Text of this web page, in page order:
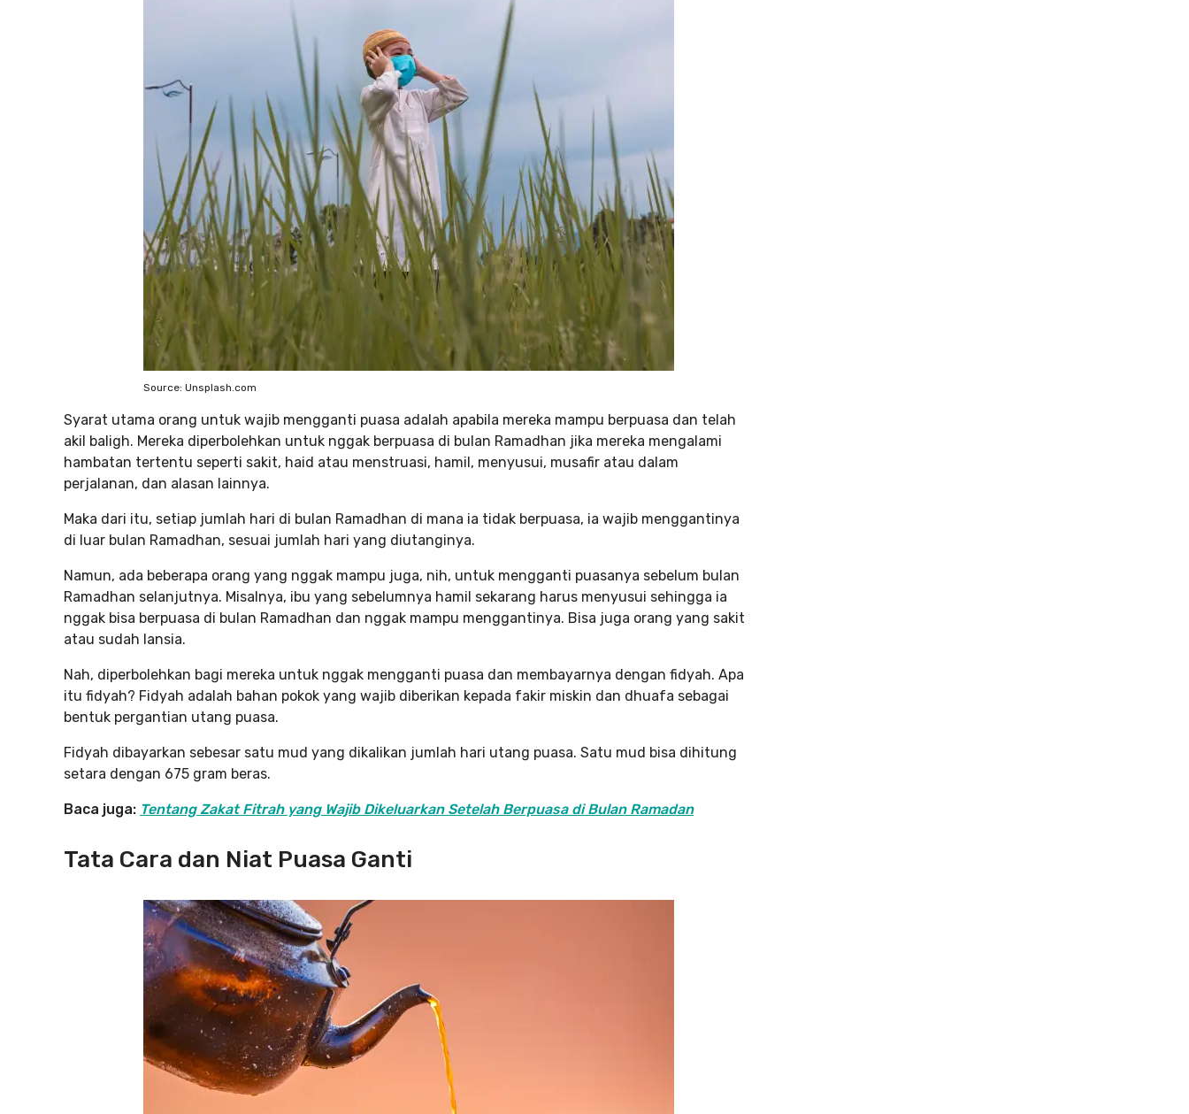
Source: Unsplash.com
Syarat utama orang untuk wajib mengganti puasa adalah apabila mereka mampu berpuasa dan telah
akil baligh. Mereka diperbolehkan untuk nggak berpuasa di bulan Ramadhan jika mereka mengalami
hambatan tertentu seperti sakit, haid atau menstruasi, hamil, menyusui, musafir atau dalam
perjalanan, dan alasan lainnya.
Maka dari itu, setiap jumlah hari di bulan Ramadhan di mana ia tidak berpuasa, ia wajib menggantinya
di luar bulan Ramadhan, sesuai jumlah hari yang diutanginya.
Namun, ada beberapa orang yang nggak mampu juga, nih, untuk mengganti puasanya sebelum bulan
Ramadhan selanjutnya. Misalnya, ibu yang sebelumnya hamil sekarang harus menyusui sehingga ia
nggak bisa berpuasa di bulan Ramadhan dan nggak mampu menggantinya. Bisa juga orang yang sakit
atau sudah lansia.
Nah, diperbolehkan bagi mereka untuk nggak mengganti puasa dan membayarnya dengan fidyah. Apa
itu fidyah? Fidyah adalah bahan pokok yang wajib diberikan kepada fakir miskin dan dhuafa sebagai
bentuk pergantian utang puasa.
Fidyah dibayarkan sebesar satu mud yang dikalikan jumlah hari utang puasa. Satu mud bisa dihitung
setara dengan 675 gram beras.
Baca juga: Tentang Zakat Fitrah yang Wajib Dikeluarkan Setelah Berpuasa di Bulan Ramadan
Tata Cara dan Niat Puasa Ganti